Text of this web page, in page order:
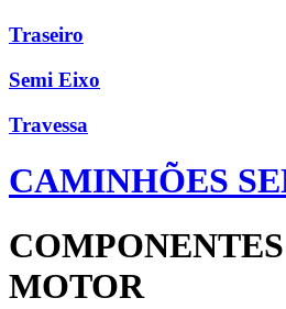
Traseiro
Semi Eixo
Travessa
CAMINHÕES
MOTOR